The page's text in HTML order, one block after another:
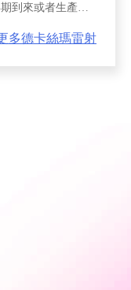
到來或者生產等
及生活品質不佳
多德卡絲瑪雷射